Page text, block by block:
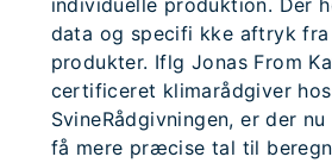
individuelle produktion. Der
data og specifi kke aftryk
produkter. Iflg Jonas From
certificeret klimarådgiver hos
SvineRådgivningen, er der
få mere præcise tal til